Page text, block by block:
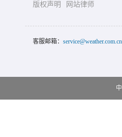
版权声明
网站律师
客服邮箱： service@weather.com.cn